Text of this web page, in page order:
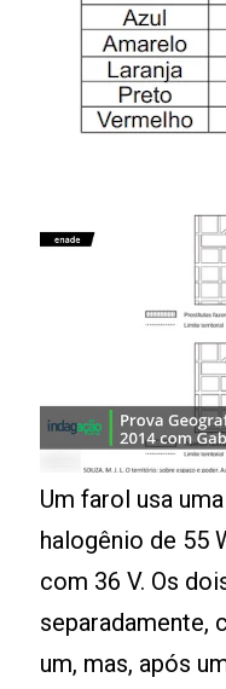
Um farol usa
halogênio de 55
com 36 V. Os
separadamente,
um, mas, após